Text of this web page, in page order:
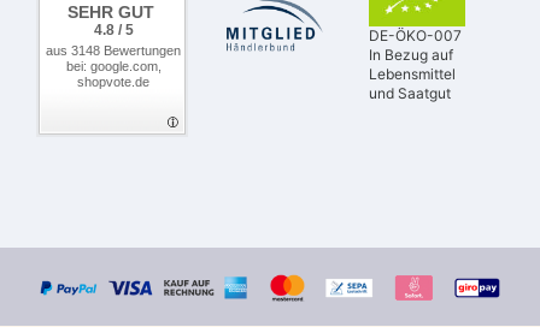
SEHR GUT
4.8 / 5
aus 3148 Bewertungen
bei: google.com,
shopvote.de
DE-ÖKO-007
In Bezug auf
Lebensmittel
und Saatgut